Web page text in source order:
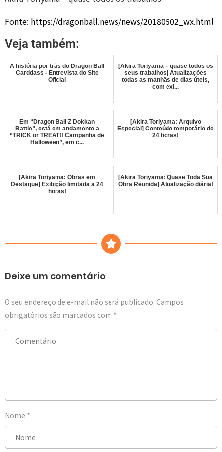
Fonte: https://dragonball.news/news/20180502_wx.html
Veja também:
A história por trás do Dragon Ball
Carddass - Entrevista do Site
Oficial
[Akira Toriyama – quase todos os
seus trabalhos] Atualizações
todas as manhãs de dias úteis,
com exi...
Em “Dragon Ball Z Dokkan
Battle”, está em andamento a
“TRICK or TREAT!! Campanha de
Halloween”, em c...
[Akira Toriyama: Arquivo
Especial] Conteúdo temporário de
24 horas!
[Akira Toriyama: Obras em
Destaque] Exibição limitada a 24
horas!
[Akira Toriyama: Quase Toda Sua
Obra Reunida] Atualização diária!
Deixe um comentário
O seu endereço de e-mail não será publicado. Campos
obrigatórios são marcados com *
Nome *